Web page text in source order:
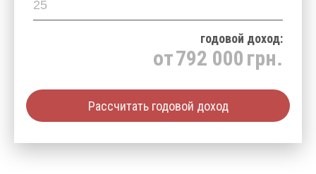
годовой доход:
от792 000 грн.
Рассчитать годовой доход